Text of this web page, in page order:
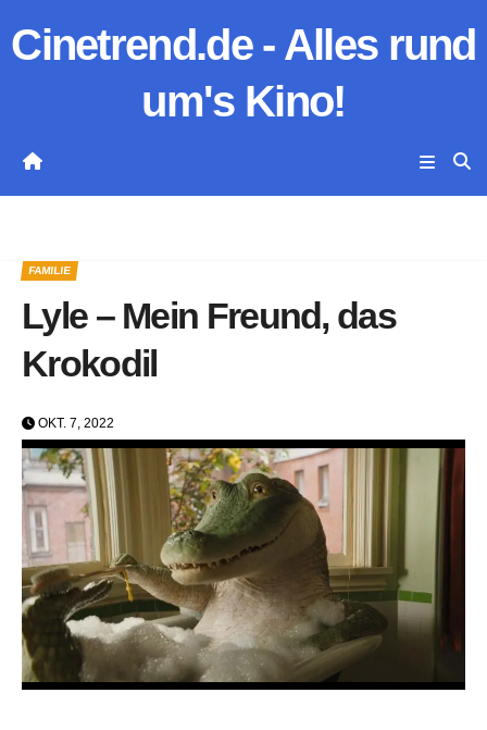
Inhalt
Cinetrend.de - Alles rund
um's Kino!
FAMILIE
Lyle – Mein Freund, das
Krokodil
OKT. 7, 2022